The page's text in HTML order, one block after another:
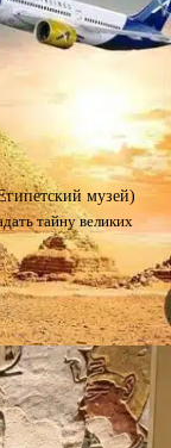
музей)
тайну великих